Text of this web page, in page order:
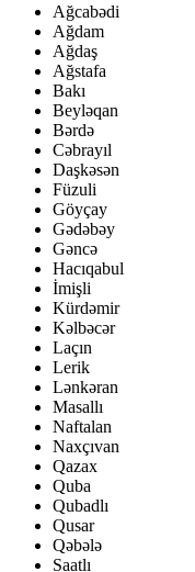
Ağcabədi
Ağdam
Ağdaş
Ağstafa
Bakı
Beyləqan
Bərdə
Cəbrayıl
Daşkəsən
Füzuli
Göyçay
Gədəbəy
Gəncə
Hacıqabul
İmişli
Kürdəmir
Kəlbəcər
Laçın
Lerik
Lənkəran
Masallı
Naftalan
Naxçıvan
Qazax
Quba
Qubadlı
Qusar
Qəbələ
Saatlı